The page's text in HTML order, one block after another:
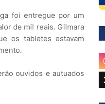
foi entregue por um
de mil reais. Gilmara
os tabletes estavam
ouvidos e autuados